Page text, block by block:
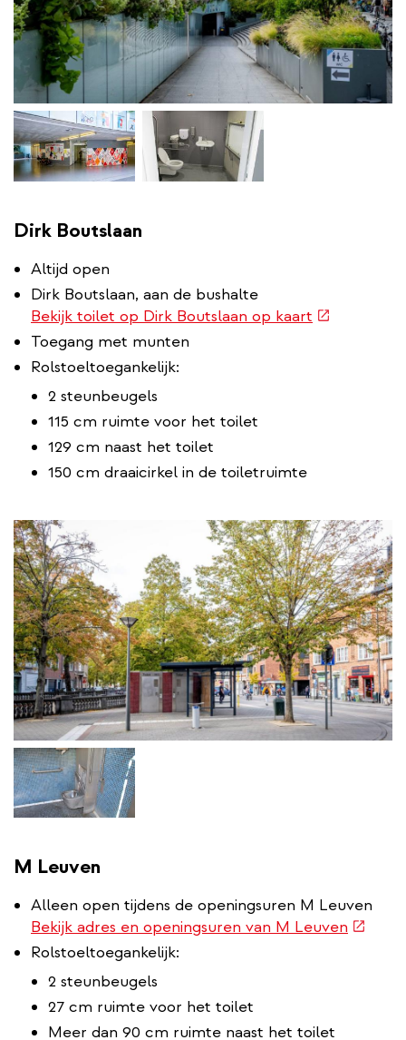
Dirk Boutslaan
Altijd open
Dirk Boutslaan, aan de bushalte
Bekijk toilet op Dirk Boutslaan op kaart (externe
Toegang met munten
Rolstoeltoegankelijk:
2 steunbeugels
115 cm ruimte voor het toilet
129 cm naast het toilet
150 cm draaicirkel in de toiletruimte
M Leuven
Alleen open tijdens de openingsuren M Leuven
Bekijk adres en openingsuren van M Leuven
Rolstoeltoegankelijk:
2 steunbeugels
27 cm ruimte voor het toilet
Meer dan 90 cm ruimte naast het toilet